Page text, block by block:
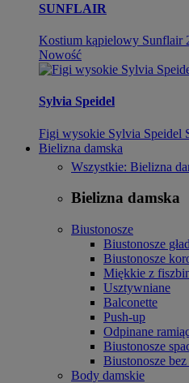
SUNFLAIR
Kostium kąpielowy Sunflair
Nowość
Sylvia Speidel
Figi wysokie Sylvia Speidel
Bielizna damska
Wszystkie: Bielizna
Bielizna damska
Biustonosze
Biustonosze
Biustonosze
Miękkie z
Usztywniane
Balconette
Push-up
Odpinane
Biustonosze
Biustonosze
Body damskie